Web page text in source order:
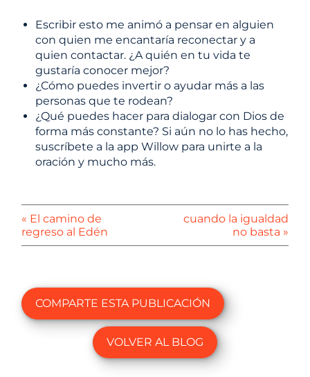
Escribir esto me animó a pensar en alguien
con quien me encantaría reconectar y a
quien contactar. ¿A quién en tu vida te
gustaría conocer mejor?
¿Cómo puedes invertir o ayudar más a las
personas que te rodean?
¿Qué puedes hacer para dialogar con Dios de
forma más constante? Si aún no lo has hecho,
suscríbete a la app Willow para unirte a la
oración y mucho más.
« El camino de
regreso al Edén
cuando la igualdad
no basta »
COMPARTE ESTA PUBLICACIÓN
VOLVER AL BLOG